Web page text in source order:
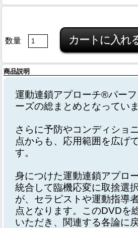
数量
商品説明
運動連鎖アプローチ®パー
ーズの総まとめとなっていま
さらに予防やコンディショ
点からも、応用範囲を広げ
す。
身につけた運動連鎖アプロ
統合して臨機応変に取捨選
が、セラピストや運動指導
点となります。このDVDを
いただき、関連する各論に